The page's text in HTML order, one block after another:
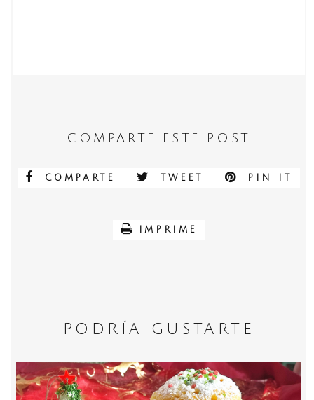
COMPARTE ESTE POST
COMPARTE TWEET PIN IT
IMPRIME
PODRÍA GUSTARTE